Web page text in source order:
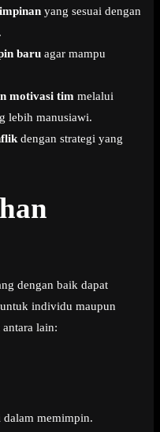
yang sesuai dengan
baru agar mampu
motivasi tim melalui
lebih manusiawi.
dengan strategi yang
dengan baik dapat
individu maupun
antara lain:
memimpin.